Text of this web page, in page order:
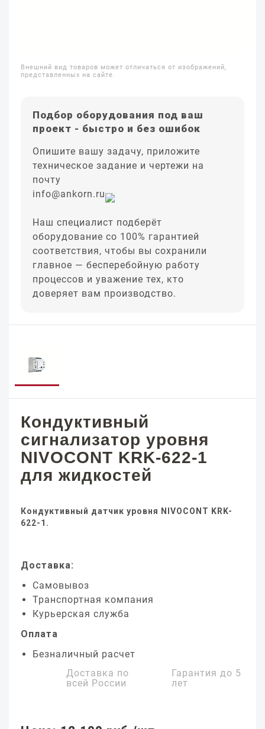
Внешний вид товаров может отличаться от изображений,
представленных на сайте.
Подбор оборудования под ваш
проект - быстро и без ошибок
Опишите вашу задачу, приложите
техническое задание и чертежи на
почту
info@ankorn.ru
Наш специалист подберёт
оборудование со 100% гарантией
соответствия, чтобы вы сохранили
главное — бесперебойную работу
процессов и уважение тех, кто
доверяет вам производство.
Кондуктивный
сигнализатор уровня
NIVOCONT KRK-622-1
для жидкостей
Кондуктивный датчик уровня NIVOCONT KRK-
622-1.
Доставка:
Самовывоз
Транспортная компания
Курьерская служба
Оплата
Безналичный расчет
Доставка по
всей России
Гарантия до 5
лет